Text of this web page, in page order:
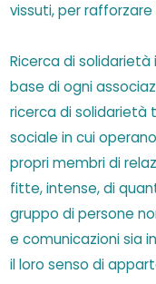
vissuti, per
Ricerca di
base di ogni
ricerca di solidarietà
sociale in cui
propri membri di
fitte, intense, di
gruppo di persone
e comunicazioni sia
il loro senso di